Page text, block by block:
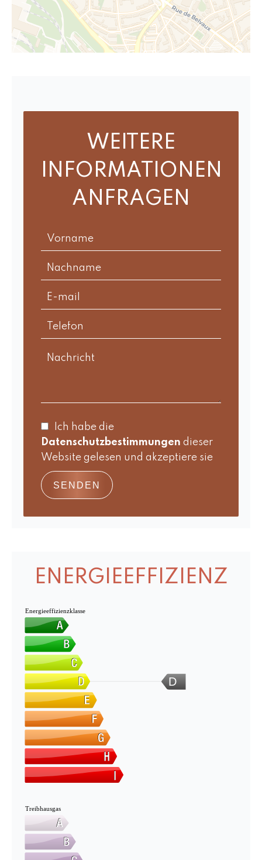
WEITERE
INFORMATIONEN
ANFRAGEN
Ich habe die
Datenschutzbestimmungen dieser
Website gelesen und akzeptiere sie
SENDEN
ENERGIEEFFIZIENZ
D
Energieeffizienzklasse
Treibhausgas